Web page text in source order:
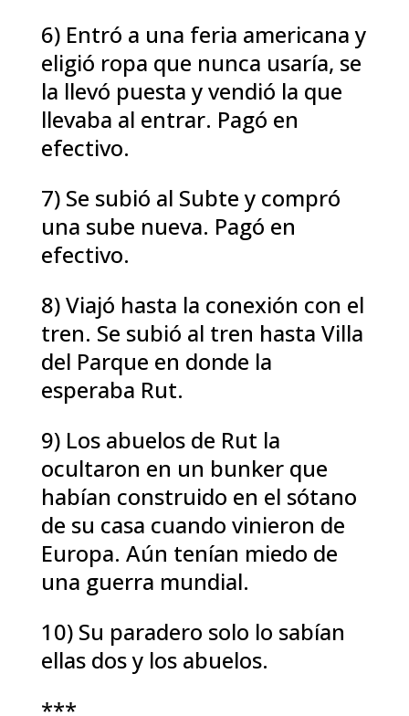
6) Entró a una feria americana y
eligió ropa que nunca usaría, se
la llevó puesta y vendió la que
llevaba al entrar. Pagó en
efectivo.
7) Se subió al Subte y compró
una sube nueva. Pagó en
efectivo.
8) Viajó hasta la conexión con el
tren. Se subió al tren hasta Villa
del Parque en donde la
esperaba Rut.
9) Los abuelos de Rut la
ocultaron en un bunker que
habían construido en el sótano
de su casa cuando vinieron de
Europa. Aún tenían miedo de
una guerra mundial.
10) Su paradero solo lo sabían
ellas dos y los abuelos.